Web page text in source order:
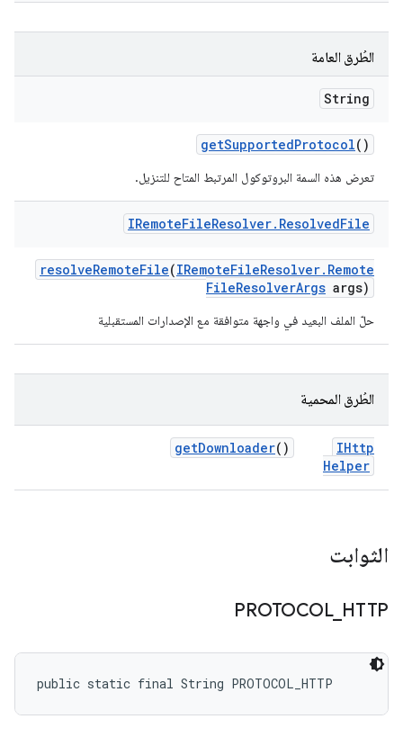
الطُرق العامة
String
getSupportedProtocol()
تعرض هذه السمة البروتوكول المرتبط المتاح للتنزيل.
IRemoteFileResolver. ResolvedFile
resolveRemoteFile(IRemoteFileResolver. Remote
FileResolverArgs args)
حلّ الملف البعيد في واجهة متوافقة مع الإصدارات المستقبلية
الطُرق المحمية
IHttp
Helper
getDownloader()
الثوابت
PROTOCOL_ HTTP
public static final String PROTOCOL_HTTP